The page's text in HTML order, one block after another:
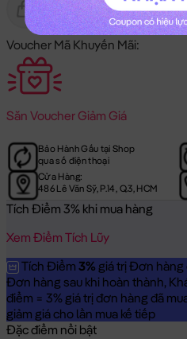
Gửi Tặng Hết
Voucher Mã Khuyến Mãi:
Săn Voucher Giảm Giá
Bảo Hành Gấu tại Shop
qua số điện thoại
Cửa Hàng:
486 Lê Văn Sỹ, P.14, Q.3, HCM
Tích Điểm 3% khi mua hàng
Xem Điểm Tích Lũy
Tích Điểm 3% giá trị Đơn hàng
Đơn hàng sau khi hoàn thành,
điểm = 3% giá trị đơn hàng đã
giảm giá cho lần mua kế tiếp
Đặc điểm nổi bật